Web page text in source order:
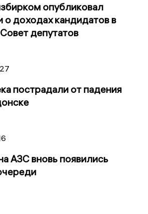
опубликовал
о доходах кандидатов в
депутатов
пострадали от падения
АЗС вновь появились